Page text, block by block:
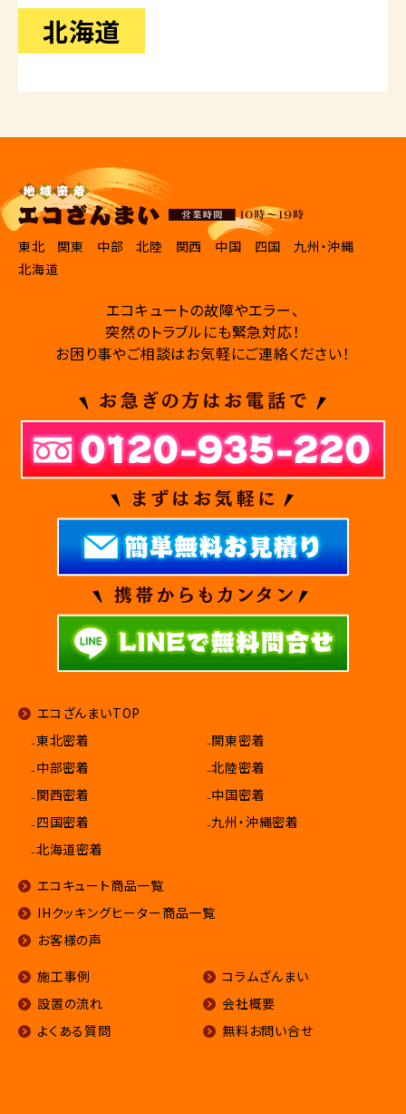
北海道
東北 関東 中部 北陸 関西 中国 四国
九州・沖縄
北海道
エコキュートの故障やエラー、
突然のトラブルにも緊急対応！
お困り事やご相談はお気軽にご連絡ください！
エコざんまいTOP
₋東北密着
₋関東密着
₋中部密着
₋北陸密着
₋関西密着
₋中国密着
₋四国密着
₋九州・沖縄密着
₋北海道密着
エコキュート商品一覧
IHクッキングヒーター商品一覧
お客様の声
施工事例
設置の流れ
よくある質問
コラムざんまい
会社概要
無料お問い合せ